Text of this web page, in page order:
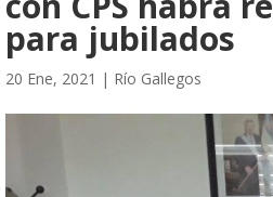
para jubilados
20 Ene, 2021 | Río Gallegos